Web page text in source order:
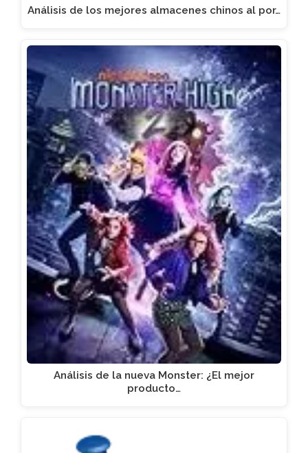
Análisis de los mejores almacenes chinos al por…
Análisis de la nueva Monster: ¿El mejor
producto…